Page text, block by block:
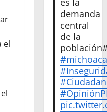
el
es la
demanda
central
de la